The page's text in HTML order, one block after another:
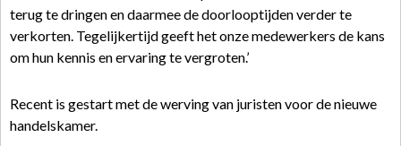
terug te dringen en daarmee de doorlooptijden verder te
verkorten. Tegelijkertijd geeft het onze medewerkers de kans
om hun kennis en ervaring te vergroten.’
Recent is gestart met de werving van juristen voor de nieuwe
handelskamer.